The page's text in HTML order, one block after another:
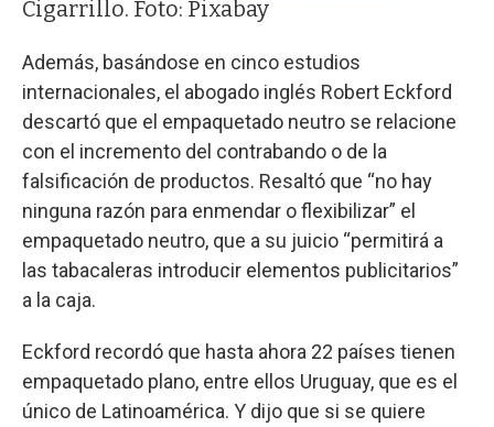
Cigarrillo. Foto: Pixabay
Además, basándose en cinco estudios
internacionales, el abogado inglés Robert Eckford
descartó que el empaquetado neutro se relacione
con el incremento del contrabando o de la
falsificación de productos. Resaltó que “no hay
ninguna razón para enmendar o flexibilizar” el
empaquetado neutro, que a su juicio “permitirá a
las tabacaleras introducir elementos publicitarios”
a la caja.
Eckford recordó que hasta ahora 22 países tienen
empaquetado plano, entre ellos Uruguay, que es el
único de Latinoamérica. Y dijo que si se quiere